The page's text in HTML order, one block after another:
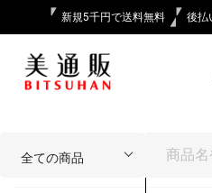
新規5千円で送料無料 後払